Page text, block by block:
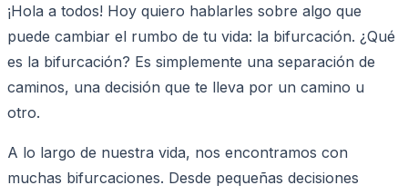
¡Hola a todos! Hoy quiero hablarles sobre algo que
puede cambiar el rumbo de tu vida: la bifurcación. ¿Qué
es la bifurcación? Es simplemente una separación de
caminos, una decisión que te lleva por un camino u
otro.
A lo largo de nuestra vida, nos encontramos con
muchas bifurcaciones. Desde pequeñas decisiones